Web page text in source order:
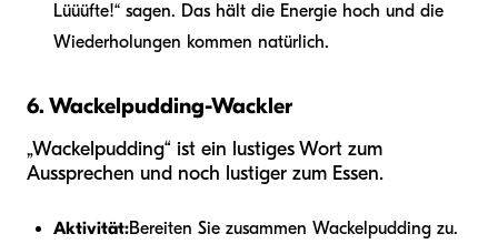
Lüüüfte!“ sagen. Das hält die Energie hoch und die
Wiederholungen kommen natürlich.
6. Wackelpudding-Wackler
„Wackelpudding“ ist ein lustiges Wort zum
Aussprechen und noch lustiger zum Essen.
Aktivität:Bereiten Sie zusammen Wackelpudding zu.